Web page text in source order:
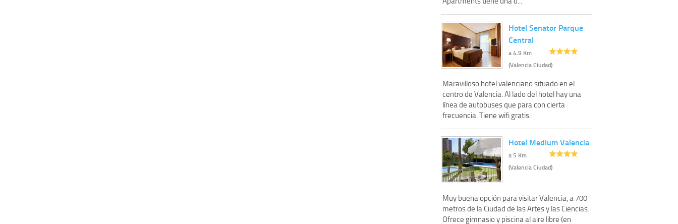
Hotel Senator Parque
Central
a 4.9 Km
(Valencia Ciudad)
Maravilloso hotel valenciano situado en el
centro de Valencia. Al lado del hotel hay una
línea de autobuses que para con cierta
frecuencia. Tiene wifi gratis.
Hotel Medium Valencia
a 5 Km
(Valencia Ciudad)
Muy buena opción para visitar Valencia, a 700
metros de la Ciudad de las Artes y las Ciencias.
Ofrece gimnasio y piscina al aire libre (en